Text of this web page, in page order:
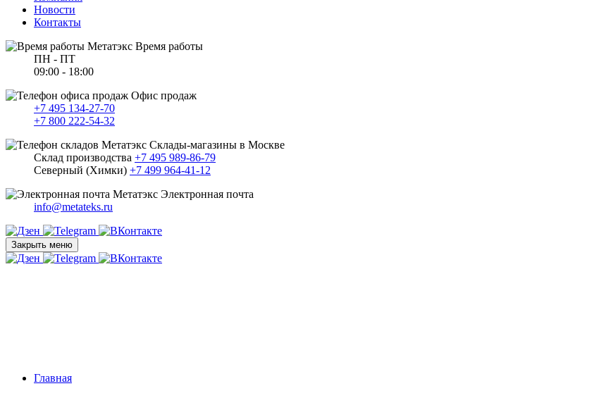
Новости
Контакты
Время работы
ПН - ПТ
09:00 - 18:00
Офис продаж
+7 495 134-27-70
+7 800 222-54-32
Склады-магазины в Москве
Склад производства +7 495 989-86-79
Северный (Химки) +7 499 964-41-12
Электронная почта
info@metateks.ru
Закрыть меню
Главная